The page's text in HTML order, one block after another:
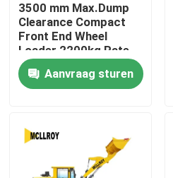
Huis
Ongeveer ons
3500 mm Max.Dump
Clearance Compact
Front End Wheel
Loader 2200kg Rate
Load Mini Front End
Wheel Loader
Aanvraag sturen